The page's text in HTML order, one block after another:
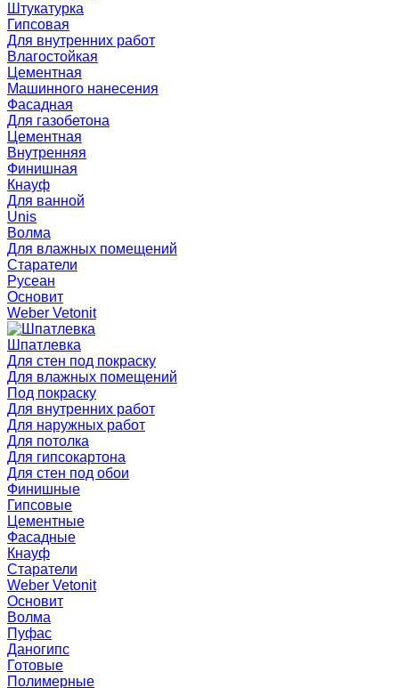
Штукатурка
Гипсовая
Для внутренних работ
Влагостойкая
Цементная
Машинного нанесения
Фасадная
Для газобетона
Цементная
Внутренняя
Финишная
Кнауф
Для ванной
Unis
Волма
Для влажных помещений
Старатели
Русеан
Основит
Weber Vetonit
Шпатлевка
Для стен под покраску
Для влажных помещений
Под покраску
Для внутренних работ
Для наружных работ
Для потолка
Для гипсокартона
Для стен под обои
Финишные
Гипсовые
Цементные
Фасадные
Кнауф
Старатели
Weber Vetonit
Основит
Волма
Пуфас
Даногипс
Готовые
Полимерные